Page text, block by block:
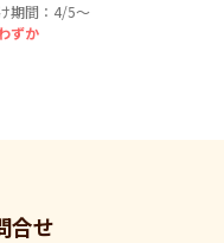
期間：4/5～
ずか
合せ